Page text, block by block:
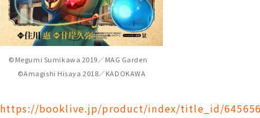
©Megumi Sumikawa 2019／MAG Garden
©Amagishi Hisaya 2018／KADOKAWA
https://booklive.jp/product/index/title_id/